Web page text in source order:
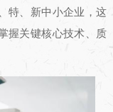
特、新中小企业，这
握关键核心技术、质